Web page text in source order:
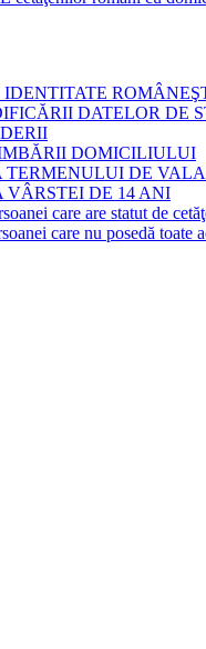
DATELOR DE
DOMICILIULUI
DE
DE 14 ANI
care are statut de
care nu posedă toate